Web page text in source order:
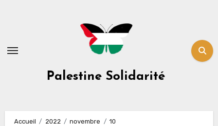
Palestine Solidarité
Accueil 2022 novembre
10